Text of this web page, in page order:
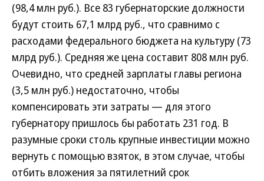
(98,4 млн руб.). Все 83 губернаторские должности
будут стоить 67,1 млрд руб., что сравнимо с
расходами федерального бюджета на культуру (73
млрд руб.). Средняя же цена составит 808 млн руб.
Очевидно, что средней зарплаты главы региона
(3,5 млн руб.) недостаточно, чтобы
компенсировать эти затраты — для этого
губернатору пришлось бы работать 231 год. В
разумные сроки столь крупные инвестиции можно
вернуть с помощью взяток, в этом случае, чтобы
отбить вложения за пятилетний срок